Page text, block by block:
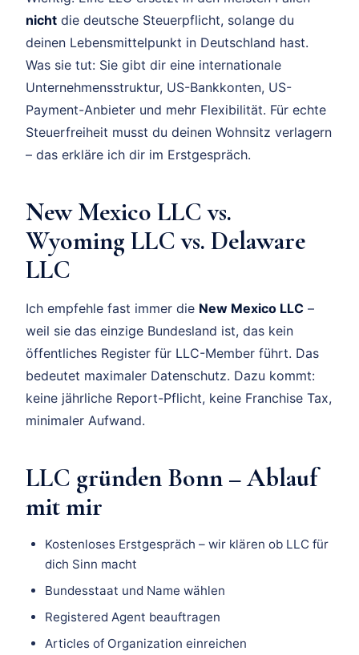
nicht die deutsche Steuerpflicht, solange du
deinen Lebensmittelpunkt in Deutschland hast.
Was sie tut: Sie gibt dir eine internationale
Unternehmensstruktur, US-Bankkonten, US-
Payment-Anbieter und mehr Flexibilität. Für echte
Steuerfreiheit musst du deinen Wohnsitz verlagern
– das erkläre ich dir im Erstgespräch.
New Mexico LLC vs.
Wyoming LLC vs. Delaware
LLC
Ich empfehle fast immer die New Mexico LLC –
weil sie das einzige Bundesland ist, das kein
öffentliches Register für LLC-Member führt. Das
bedeutet maximaler Datenschutz. Dazu kommt:
keine jährliche Report-Pflicht, keine Franchise Tax,
minimaler Aufwand.
LLC gründen Bonn – Ablauf
mit mir
Kostenloses Erstgespräch – wir klären ob LLC für
dich Sinn macht
Bundesstaat und Name wählen
Registered Agent beauftragen
Articles of Organization einreichen